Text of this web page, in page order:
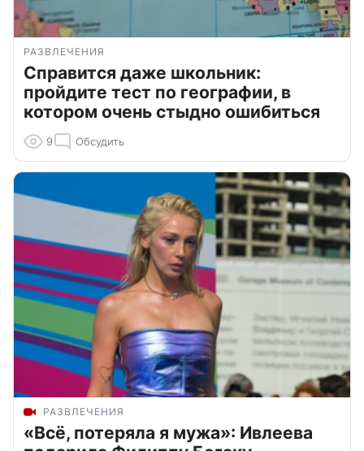
РАЗВЛЕЧЕНИЯ
Справится даже школьник:
пройдите тест по географии, в
котором очень стыдно ошибиться
9 Обсудить
РАЗВЛЕЧЕНИЯ
«Всё, потеряла я мужа»: Ивлеева